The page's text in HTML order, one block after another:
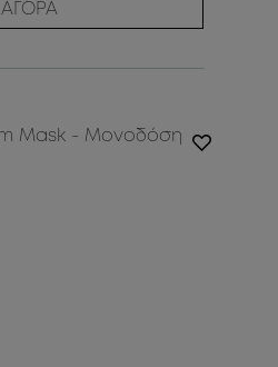
ΑΓΟΡΑ